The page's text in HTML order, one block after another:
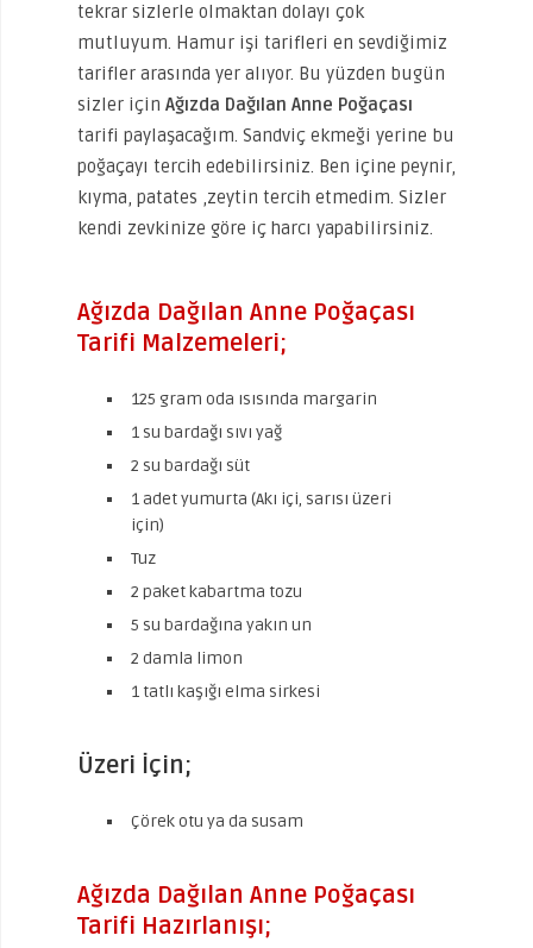
tekrar sizlerle olmaktan dolayı çok
mutluyum. Hamur işi tarifleri en sevdiğimiz
tarifler arasında yer alıyor. Bu yüzden bugün
sizler için Ağızda Dağılan Anne Poğaçası
tarifi paylaşacağım. Sandviç ekmeği yerine bu
poğaçayı tercih edebilirsiniz. Ben içine peynir,
kıyma, patates ,zeytin tercih etmedim. Sizler
kendi zevkinize göre iç harcı yapabilirsiniz.
Ağızda Dağılan Anne Poğaçası
Tarifi Malzemeleri;
125 gram oda ısısında margarin
1 su bardağı sıvı yağ
2 su bardağı süt
1 adet yumurta (Akı içi, sarısı üzeri
için)
Tuz
2 paket kabartma tozu
5 su bardağına yakın un
2 damla limon
1 tatlı kaşığı elma sirkesi
Üzeri İçin;
Çörek otu ya da susam
Ağızda Dağılan Anne Poğaçası
Tarifi Hazırlanışı;